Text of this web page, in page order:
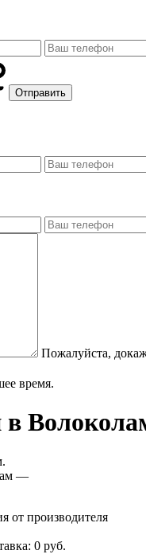
Пожалуйста,
время.
в
—
от производителя
0 руб.